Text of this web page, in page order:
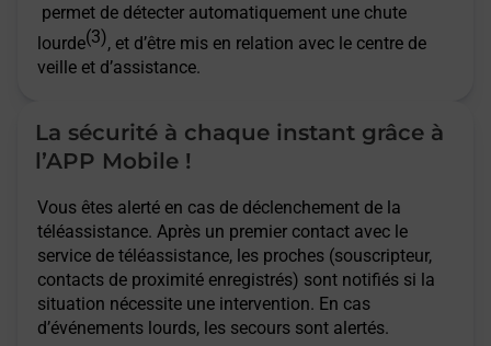
permet de détecter automatiquement une chute
lourde(3), et d’être mis en relation avec le centre de
veille et d’assistance.
La sécurité à chaque instant grâce à
l’APP Mobile !
Vous êtes alerté en cas de déclenchement de la
téléassistance. Après un premier contact avec le
service de téléassistance, les proches (souscripteur,
contacts de proximité enregistrés) sont notifiés si la
situation nécessite une intervention. En cas
d’événements lourds, les secours sont alertés.